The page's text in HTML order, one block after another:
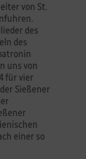
von St.
des
des
uns von
für vier
Sießener
einer so